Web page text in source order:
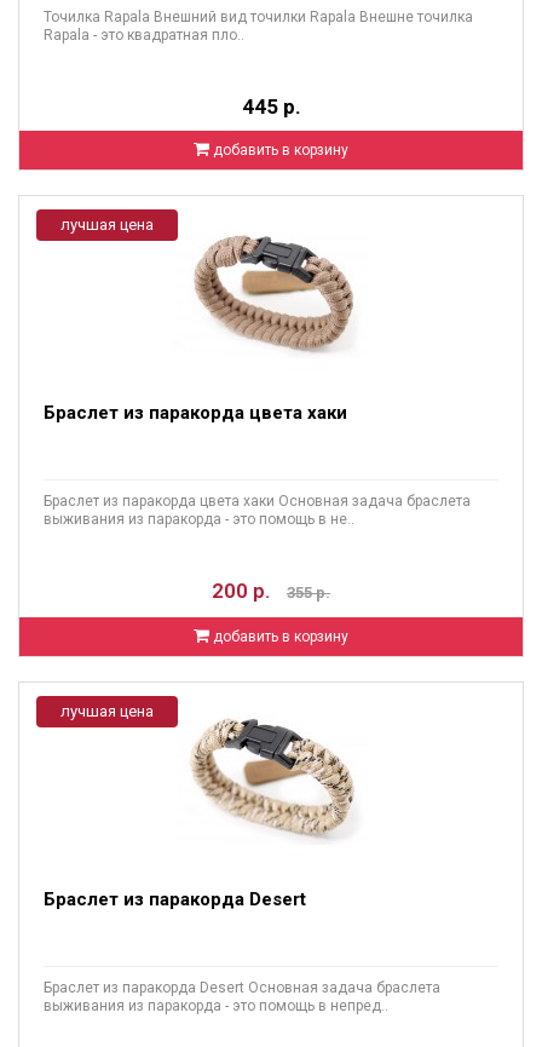
Точилка Rapala Внешний вид точилки Rapala Внешне точилка
Rapala - это квадратная пло..
445 р.
добавить в корзину
лучшая цена
Браслет из паракорда цвета хаки
Браслет из паракорда цвета хаки Основная задача браслета
выживания из паракорда - это помощь в не..
200 р. 355 р.
добавить в корзину
лучшая цена
Браслет из паракорда Desert
Браслет из паракорда Desert Основная задача браслета
выживания из паракорда - это помощь в непред..